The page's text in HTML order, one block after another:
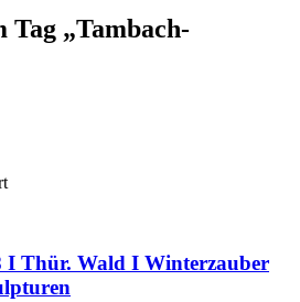
Tag „Tambach-
I Thür. Wald I Winterzauber